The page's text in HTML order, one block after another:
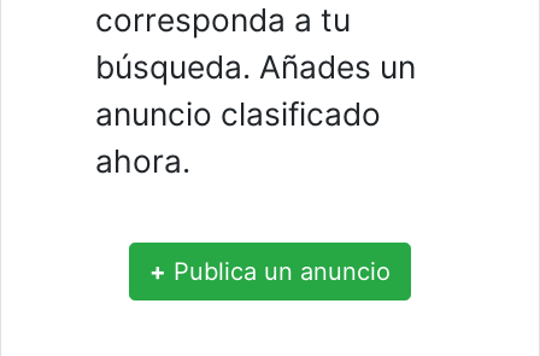
corresponda a tu
búsqueda. Añades un
anuncio clasificado
ahora.
+ Publica un anuncio